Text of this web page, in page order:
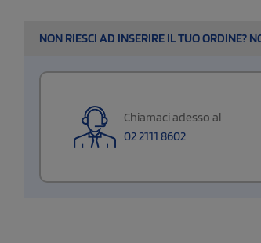
NON RIESCI AD INSERIRE IL TUO ORDINE?
Chiamaci adesso al
02 2111 8602